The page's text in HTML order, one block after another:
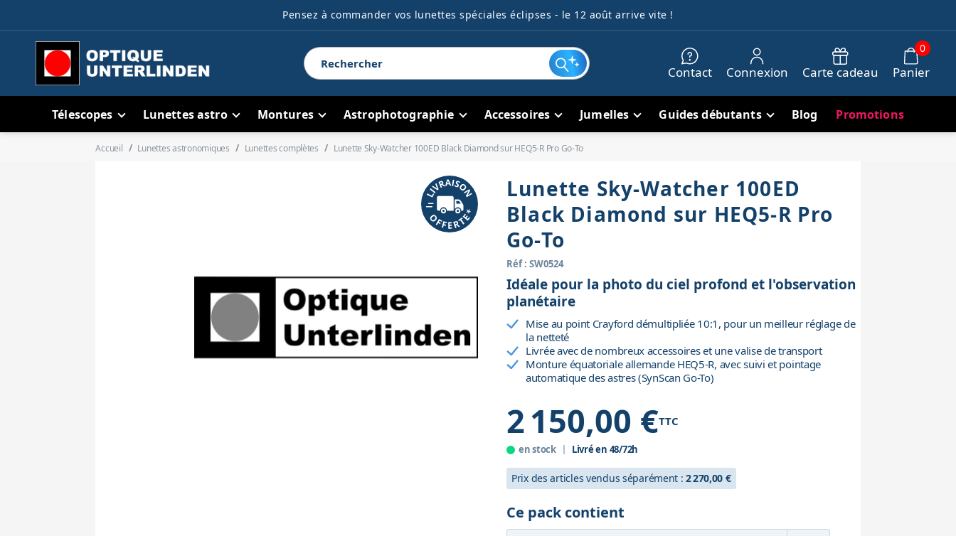
Pensez à commander vos lunettes spéciales éclipses - le 12 août arrive vite !
Contact Connexion Carte cadeau Panier
0
Télescopes Lunettes astro Montures Astrophotographie Accessoires Jumelles Guides débutants Blog Promotions
Accueil Lunettes astronomiques Lunettes complètes Lunette Sky-Watcher 100ED Black Diamond sur HEQ5-R Pro Go-To
Lunette Sky-Watcher 100ED
Black Diamond sur HEQ5-R Pro
Go-To
Réf : SW0524
Idéale pour la photo du ciel profond et l'observation
planétaire
Mise au point Crayford démultipliée 10:1, pour un meilleur réglage de
la netteté
Livrée avec de nombreux accessoires et une valise de transport
Monture équatoriale allemande HEQ5-R, avec suivi et pointage
automatique des astres (SynScan Go-To)
2 150,00 €TTC
en stock Livré en 48/72h
Prix des articles vendus séparément :2 270,00 €
Ce pack contient